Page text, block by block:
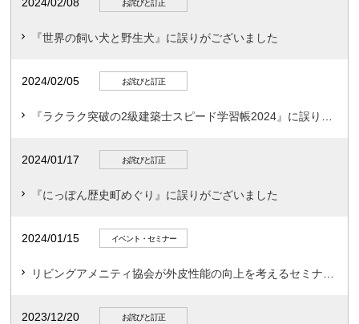
お詫びと訂正
『世界の飼い犬と野生犬』に誤りがございました
2024/02/05 お詫びと訂正
2024/01/17 お詫びと訂正
『にっぽん歴史町めぐり』に誤りがございました
2024/01/15 イベント・セミナー
2023/12/20 お詫びと訂正